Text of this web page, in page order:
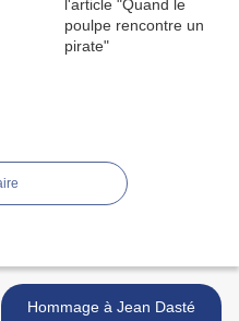
Hommage à Jean Dasté